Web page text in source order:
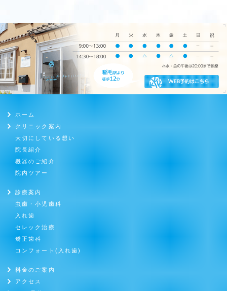
ホーム
クリニック案内
大切にしている想い
院長紹介
機器のご紹介
院内ツアー
診療案内
虫歯・小児歯科
入れ歯
セレック治療
矯正歯科
コンフォート(入れ歯)
料金のご案内
アクセス